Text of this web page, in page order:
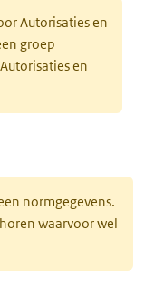
Autorisaties en
groep
en
normgegevens.
waarvoor wel